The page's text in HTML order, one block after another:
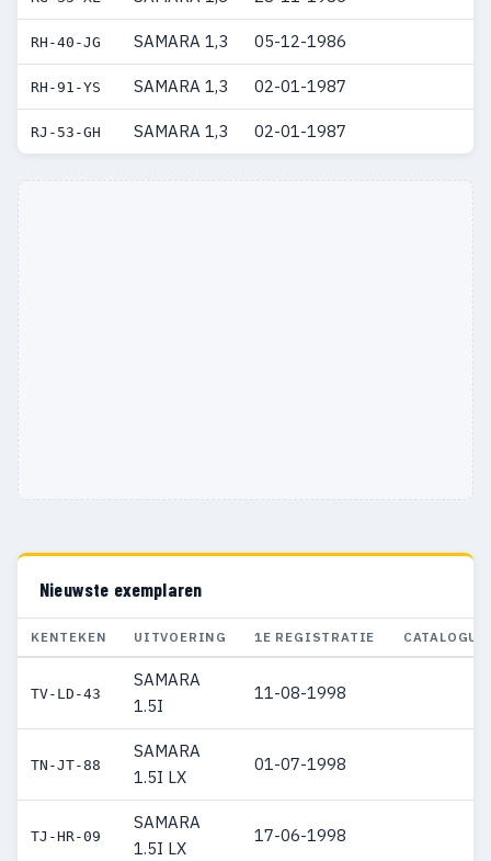
RH-40-JG SAMARA 1,3 05-12-1986
RH-91-YS SAMARA 1,3 02-01-1987
RJ-53-GH SAMARA 1,3 02-01-1987
Nieuwste exemplaren
KENTEKEN UITVOERING 1E REGISTRATIE
TV-LD-43
SAMARA
1.5I
11-08-1998
TN-JT-88
SAMARA
1.5I LX
01-07-1998
TJ-HR-09
SAMARA
1.5I LX
17-06-1998